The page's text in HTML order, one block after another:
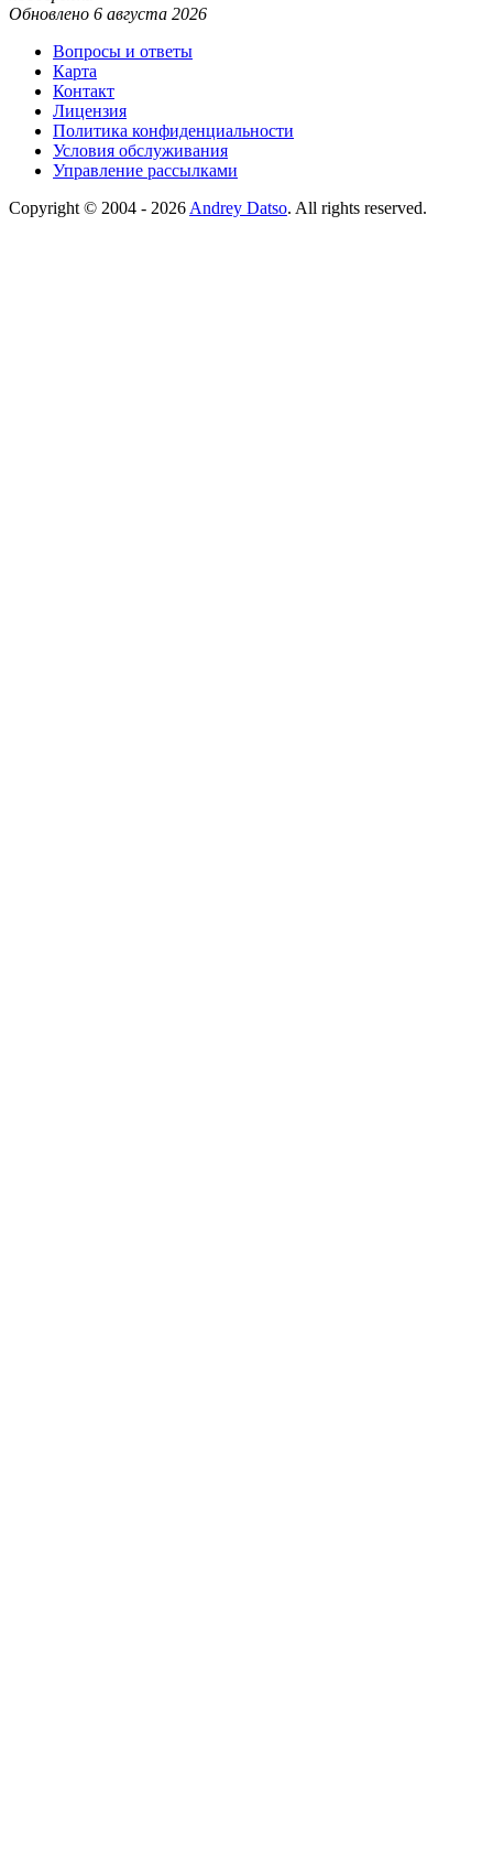
Обновлено 6 августа 2026
Вопросы и ответы
Карта
Контакт
Лицензия
Политика конфиденциальности
Условия обслуживания
Управление рассылками
Copyright © 2004 - 2026Andrey Datso. All rights reserved.